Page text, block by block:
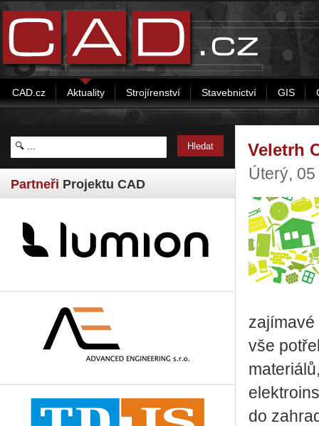
CAD.cz Aktuality Strojírenství Stavebnictví GIS
Partneři Projektu CAD
Veletrh
Úterý,
zajímavé
vše
do